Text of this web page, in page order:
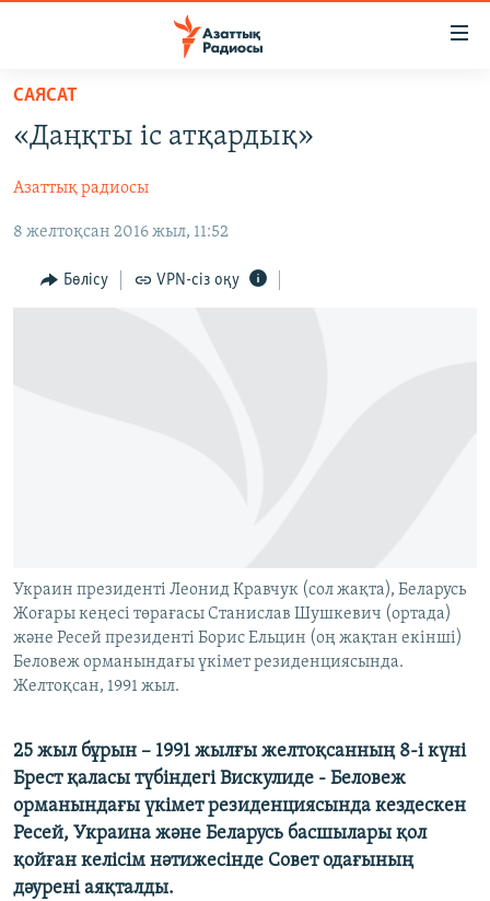
Skip
main
Skip
to
Navigation
Skip
САЯСАТ
AZATTYQTV
ҚАҢТАР ОҚИҒАСЫ
АДАМ ҚҰҚЫҚТАРЫ
ӘЛЕУМЕТ
Басқа тілдерде
САЯСАТ
«Даңқты іс атқардық»
Азаттық радиосы
8 желтоқсан 2016 жыл, 11:52
Бөлісу VPN-сіз оқу
Украин президенті Леонид Кравчук (сол жақта), Беларусь
Жоғары кеңесі төрағасы Станислав Шушкевич (ортада)
және Ресей президенті Борис Ельцин (оң жақтан екінші)
Беловеж орманындағы үкімет резиденциясында.
Желтоқсан, 1991 жыл.
25 жыл бұрын – 1991 жылғы желтоқсанның 8-і күні
Брест қаласы түбіндегі Вискулиде - Беловеж
орманындағы үкімет резиденциясында кездескен
Ресей, Украина және Беларусь басшылары қол
қойған келісім нәтижесінде Совет одағының
дәурені аяқталды.